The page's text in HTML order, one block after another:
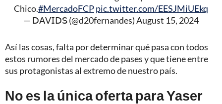
Chico.#MercadoFCPpic.twitter.com/EESJMiUEkq
— 𝖣𝖠𝖵𝖨𝖣𝖲 (@d20fernandes)August 15, 2024
Así las cosas, falta por determinar qué pasa con todos
estos rumores del mercado de pases y que tiene entre
sus protagonistas al extremo de nuestro país.
No es la única oferta para Yaser